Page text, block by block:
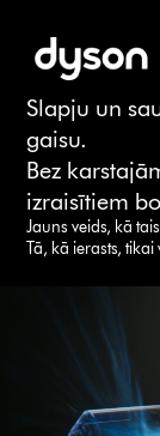
Slapju un
gaisu.
Bez
izraisītiem
Jauns veids, kā
Tā, kā ierasts,